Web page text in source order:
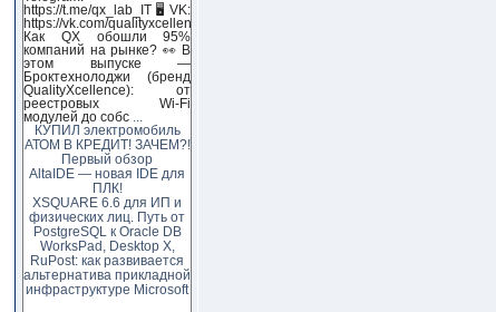
https://t.me/qx_lab_IT 🖥 VK:
https://vk.com/qualityxcellenc
Как QX обошли 95%
компаний на рынке? 👀 В
этом выпуске —
Броктехнолоджи (бренд
QualityXcellence): от
реестровых Wi-Fi
модулей до собс
КУПИЛ электромобиль
АТОМ В КРЕДИТ! ЗАЧЕМ?!
Первый обзор
AltaIDE — новая IDE для
ПЛК!
XSQUARE 6.6 для ИП и
физических лиц. Путь от
PostgreSQL к Oracle DB
WorksPad, Desktop X,
RuPost: как развивается
альтернатива прикладной
инфраструктуре Microsoft